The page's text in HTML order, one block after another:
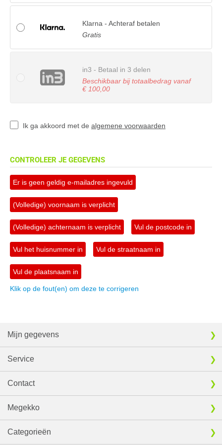
Klarna - Achteraf betalen
Gratis
in3 - Betaal in 3 delen
Beschikbaar bij totaalbedrag vanaf
€ 100,00
Ik ga akkoord met de algemene voorwaarden
CONTROLEER JE GEGEVENS
Er is geen geldig e-mailadres ingevuld
(Volledige) voornaam is verplicht
(Volledige) achternaam is verplicht Vul de postcode in
Vul het huisnummer in Vul de straatnaam in
Vul de plaatsnaam in
Klik op de fout(en) om deze te corrigeren
Mijn gegevens
Service
Contact
Megekko
Categorieën